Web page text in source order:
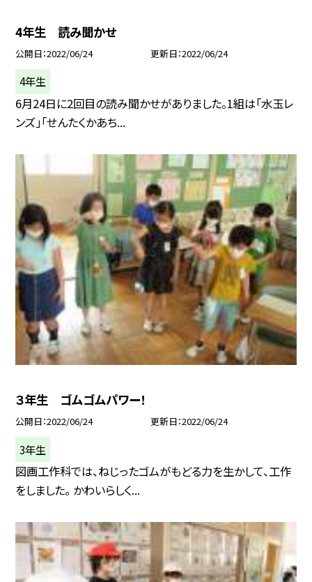
4年生 読み聞かせ
公開日 2022/06/24 更新日 2022/06/24
4年生
6月24日に2回目の読み聞かせがありました。1組は「水玉レ
ンズ」「せんたくかあち...
３年生 ゴムゴムパワー！
公開日 2022/06/24 更新日 2022/06/24
3年生
図画工作科では、ねじったゴムがもどる力を生かして、工作
をしました。 かわいらしく...